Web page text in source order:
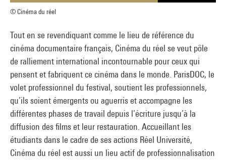
© Cinéma du réel
Tout en se revendiquant comme le lieu de référence du
cinéma documentaire français, Cinéma du réel se veut pôle
de ralliement international incontournable pour ceux qui
pensent et fabriquent ce cinéma dans le monde. ParisDOC, le
volet professionnel du festival, soutient les professionnels,
qu’ils soient émergents ou aguerris et accompagne les
différentes phases de travail depuis l’écriture jusqu’à la
diffusion des films et leur restauration. Accueillant les
étudiants dans le cadre de ses actions Réel Université,
Cinéma du réel est aussi un lieu actif de professionnalisation